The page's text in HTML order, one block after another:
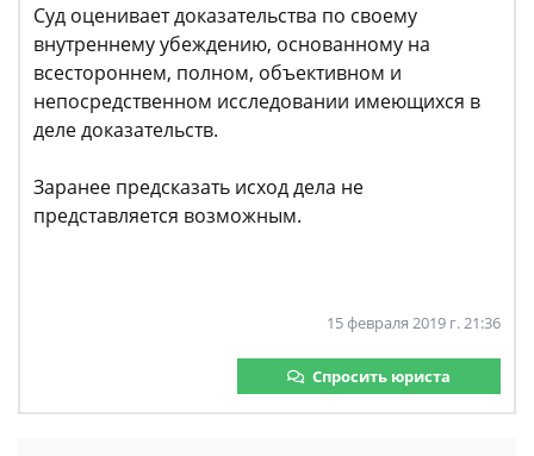
Суд оценивает доказательства по своему
внутреннему убеждению, основанному на
всестороннем, полном, объективном и
непосредственном исследовании имеющихся в
деле доказательств.
Заранее предсказать исход дела не
представляется возможным.
15 февраля 2019 г. 21:36
Спросить юриста